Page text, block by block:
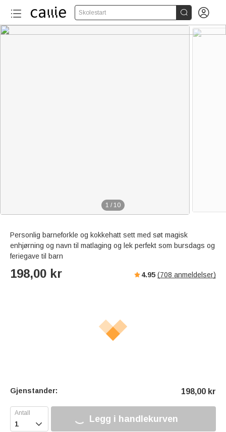
Skolestart  
1 / 10
Personlig barneforkle og kokkehatt sett med søt magisk
enhjørning og navn til matlaging og lek perfekt som bursdags og
feriegave til barn
198,00 kr 4.95 (708 anmeldelser)
Gjenstander: 198,00 kr
 Legg i handlekurven